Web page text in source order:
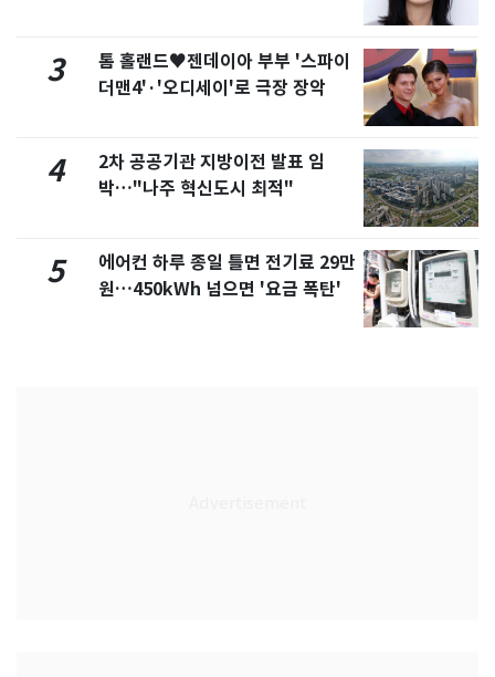
3
톰 홀랜드♥젠데이아 부부 '스파이
더맨4'·'오디세이'로 극장 장악
4
2차 공공기관 지방이전 발표 임
박…"나주 혁신도시 최적"
5
에어컨 하루 종일 틀면 전기료 29만
원…450kWh 넘으면 '요금 폭탄'